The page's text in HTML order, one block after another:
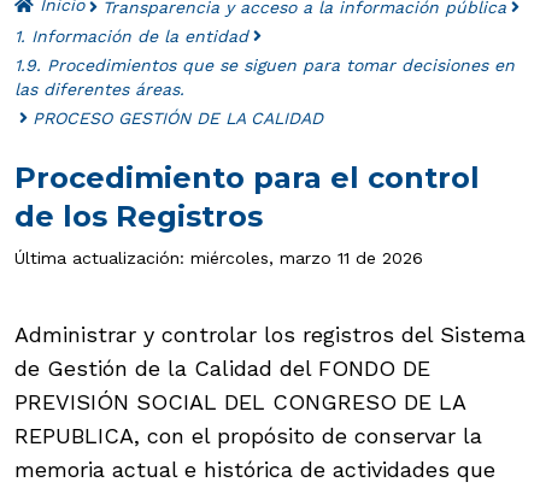
Inicio
Transparencia y acceso a la información pública
1. Información de la entidad
1.9. Procedimientos que se siguen para tomar decisiones en
las diferentes áreas.
PROCESO GESTIÓN DE LA CALIDAD
Procedimiento para el control
de los Registros
Última actualización: miércoles, marzo 11 de 2026
Administrar y controlar los registros del Sistema
de Gestión de la Calidad del FONDO DE
PREVISIÓN SOCIAL DEL CONGRESO DE LA
REPUBLICA, con el propósito de conservar la
memoria actual e histórica de actividades que